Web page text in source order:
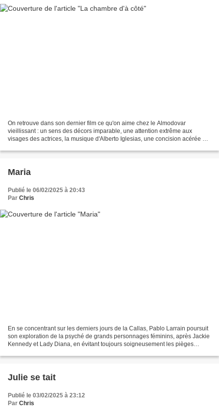
On retrouve dans son dernier film ce qu'on aime chez le Almodovar
vieillissant : un sens des décors imparable, une attention extrême aux
visages des actrices, la musique d'Alberto Iglesias, une concision acérée et
Maria
Publié le 06/02/2025 à 20:43
Par Chris
En se concentrant sur les derniers jours de la Callas, Pablo Larrain poursuit
son exploration de la psyché de grands personnages féminins, après Jackie
Kennedy et Lady Diana, en évitant toujours soigneusement les pièges
Julie se tait
Publié le 03/02/2025 à 23:12
Par Chris